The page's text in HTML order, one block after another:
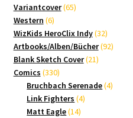
Variantcover 6565
Western 66
Produkte
WizKids HeroClix Indy 3232
Produkte
Artbooks/Alben/Bücher 9292
Blank Sketch Cover 2121
Comics 330330
Produkte
Bruchbach Serenade 44
Link Fighters 44
Matt Eagle 1414